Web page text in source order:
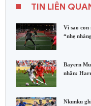
TIN LIÊN
Vì sao con
“nhẹ
Bayern
nhãn:
Nkunku